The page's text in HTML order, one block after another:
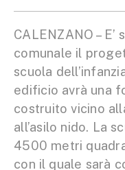
CALENZANO –
comunale il
scuola
edificio avrà una
costruito vicino
all’asilo nido. La
4500 metri
con il quale sarà